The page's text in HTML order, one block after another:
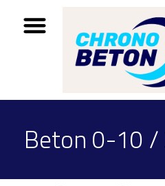
Beton 0-10 /